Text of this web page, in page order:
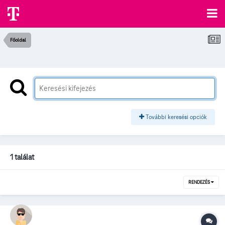
Főoldal
További keresési opciók
1 találat
RENDEZÉS